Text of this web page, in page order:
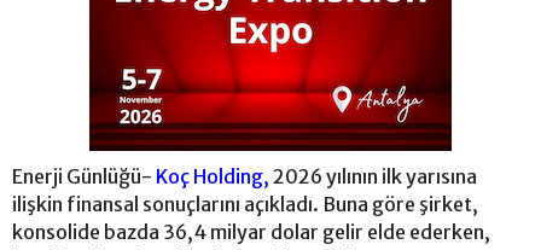
Enerji Günlüğü- Koç Holding, 2026 yılının ilk yarısına
ilişkin finansal sonuçlarını açıkladı. Buna göre şirket,
konsolide bazda 36,4 milyar dolar gelir elde ederken,